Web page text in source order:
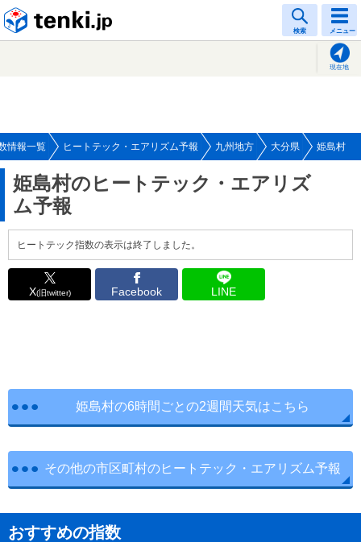
検索 メニュー
現在地
情報一覧 ヒートテック・エアリズム予報 九州地方 大分県 姫島村
姫島村のヒートテック・エアリズ
ム予報
ヒートテック指数の表示は終了しました。
X(旧twitter) Facebook LINE
姫島村の6時間ごとの2週間天気はこちら
その他の市区町村のヒートテック・エアリズム予報
おすすめの指数